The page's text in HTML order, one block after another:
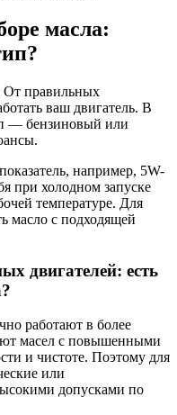
масла:
От правильных
ваш двигатель. В
— бензиновый или
например, 5W-
при холодном запуске
температуре. Для
масло с подходящей
двигателей: есть
работают в более
масел с повышенными
и чистоте. Поэтому для
или
допусками по